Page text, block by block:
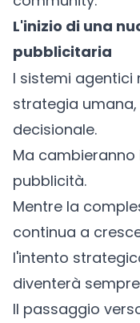
L'inizio di una
pubblicitaria
I sistemi agentici
strategia
decisionale.
Ma
pubblicità.
Mentre la
continua a
l'intento
diventerà
Il passaggio